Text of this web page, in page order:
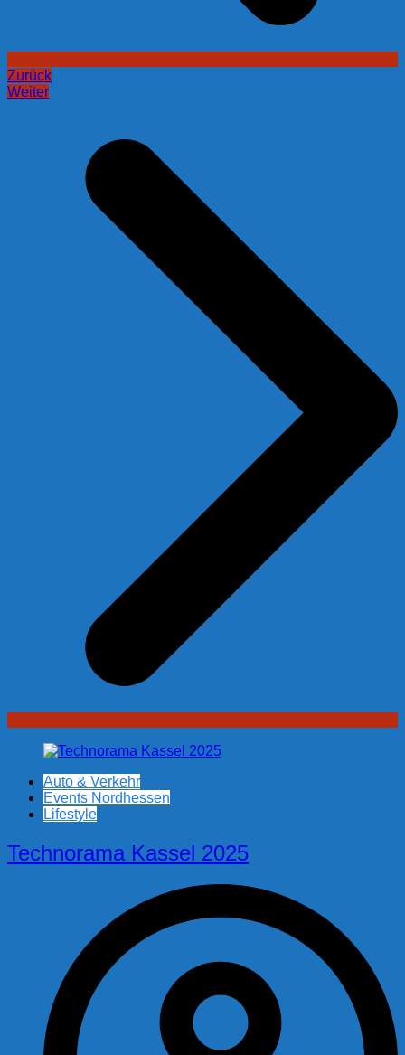
Zurück
Weiter
Auto & Verkehr
Events Nordhessen
Lifestyle
Technorama Kassel 2025